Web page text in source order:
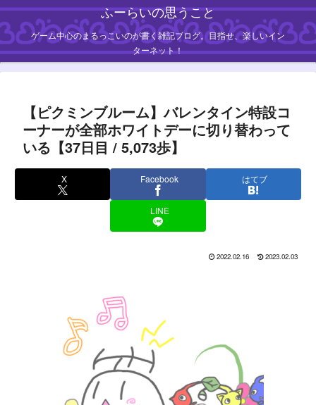
ふーらいの思うこと
ゲーム中心のまるっこいのが書く雑記ブログ。目指せ、楽しいイン
ターネット！
【ピクミンブルーム】バレンタイン特設コ
ーナーが全部ホワイトデーに切り替わって
いる【37日目 / 5,073歩】
X Facebook はてブ
LINE
2022.02.16 2023.02.03